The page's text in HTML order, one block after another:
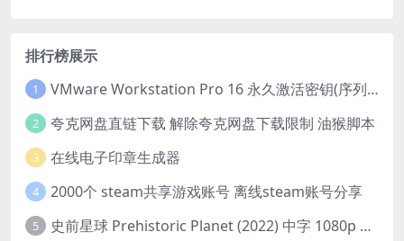
排行榜展示
1 VMware Workstation Pro 16 永久激活密钥(序列号)
2 夸克网盘直链下载 解除夸克网盘下载限制 油猴脚本
3 在线电子印章生成器
4 2000个 steam共享游戏账号 离线steam账号分享
5 史前星球 Prehistoric Planet (2022) 中字 1080p 高清 阿里云盘 2022.5.27已更新全集